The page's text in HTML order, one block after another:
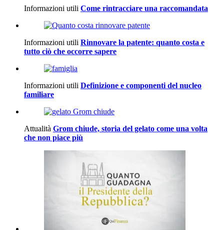
Informazioni utili Come rintracciare una raccomandata
Informazioni utili Rinnovare la patente: quanto costa e
tutto ciò che occorre sapere
Informazioni utili Definizione e componenti del nucleo
familiare
Attualità Grom chiude, storia del gelato come una volta
che non piace più